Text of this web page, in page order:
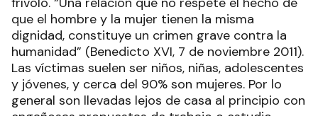
que el hombre y la mujer tienen la misma
dignidad, constituye un crimen grave contra la
humanidad” (Benedicto XVI, 7 de noviembre 2011).
Las víctimas suelen ser niños, niñas, adolescentes
y jóvenes, y cerca del 90% son mujeres. Por lo
general son llevadas lejos de casa al principio con